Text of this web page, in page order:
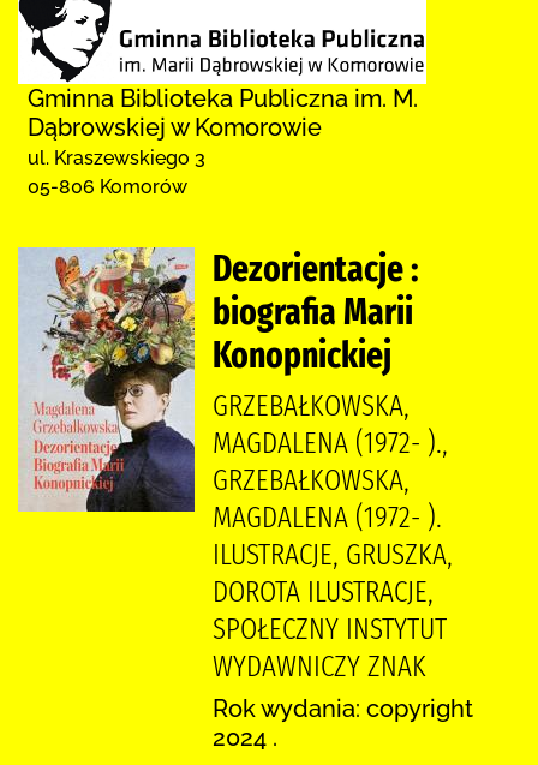
Gminna Biblioteka Publiczna im. M.
Dąbrowskiej w Komorowie
ul. Kraszewskiego 3
05-806 Komorów
Dezorientacje :
biografia Marii
Konopnickiej
GRZEBAŁKOWSKA,
MAGDALENA (1972- ).,
GRZEBAŁKOWSKA,
MAGDALENA (1972- ).
ILUSTRACJE, GRUSZKA,
DOROTA ILUSTRACJE,
SPOŁECZNY INSTYTUT
WYDAWNICZY ZNAK
Rok wydania: copyright
2024 .